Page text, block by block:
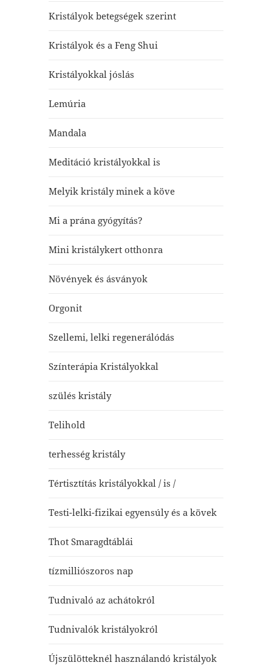
Kristályok betegségek szerint
Kristályok és a Feng Shui
Kristályokkal jóslás
Lemúria
Mandala
Meditáció kristályokkal is
Melyik kristály minek a köve
Mi a prána gyógyítás?
Mini kristálykert otthonra
Növények és ásványok
Orgonit
Szellemi, lelki regenerálódás
Színterápia Kristályokkal
szülés kristály
Telihold
terhesség kristály
Tértisztítás kristályokkal / is /
Testi-lelki-fizikai egyensúly és a kövek
Thot Smaragdtáblái
tízmilliószoros nap
Tudnivaló az achátokról
Tudnivalók kristályokról
Újszülötteknél használandó kristályok